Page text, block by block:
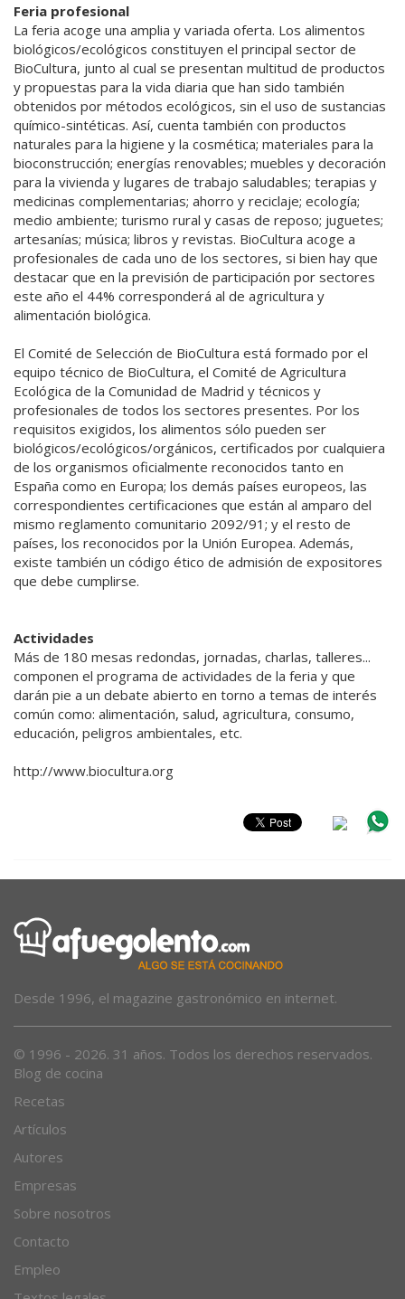
Feria profesional
La feria acoge una amplia y variada oferta. Los alimentos
biológicos/ecológicos constituyen el principal sector de
BioCultura, junto al cual se presentan multitud de productos
y propuestas para la vida diaria que han sido también
obtenidos por métodos ecológicos, sin el uso de sustancias
químico-sintéticas. Así, cuenta también con productos
naturales para la higiene y la cosmética; materiales para la
bioconstrucción; energías renovables; muebles y decoración
para la vivienda y lugares de trabajo saludables; terapias y
medicinas complementarias; ahorro y reciclaje; ecología;
medio ambiente; turismo rural y casas de reposo; juguetes;
artesanías; música; libros y revistas. BioCultura acoge a
profesionales de cada uno de los sectores, si bien hay que
destacar que en la previsión de participación por sectores
este año el 44% corresponderá al de agricultura y
alimentación biológica.
El Comité de Selección de BioCultura está formado por el
equipo técnico de BioCultura, el Comité de Agricultura
Ecológica de la Comunidad de Madrid y técnicos y
profesionales de todos los sectores presentes. Por los
requisitos exigidos, los alimentos sólo pueden ser
biológicos/ecológicos/orgánicos, certificados por cualquiera
de los organismos oficialmente reconocidos tanto en
España como en Europa; los demás países europeos, las
correspondientes certificaciones que están al amparo del
mismo reglamento comunitario 2092/91; y el resto de
países, los reconocidos por la Unión Europea. Además,
existe también un código ético de admisión de expositores
que debe cumplirse.
Actividades
Más de 180 mesas redondas, jornadas, charlas, talleres...
componen el programa de actividades de la feria y que
darán pie a un debate abierto en torno a temas de interés
común como: alimentación, salud, agricultura, consumo,
educación, peligros ambientales, etc.
http://www.biocultura.org
Desde 1996, el magazine gastronómico en internet.
© 1996 - 2026. 31 años. Todos los derechos reservados.
Blog de cocina
Recetas
Artículos
Autores
Empresas
Sobre nosotros
Contacto
Empleo